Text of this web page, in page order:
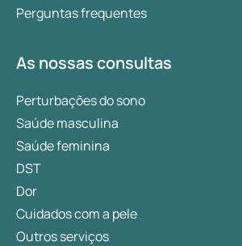
Perguntas frequentes
As nossas consultas
Perturbações do sono
Saúde masculina
Saúde feminina
DST
Dor
Cuidados com a pele
Outros serviços